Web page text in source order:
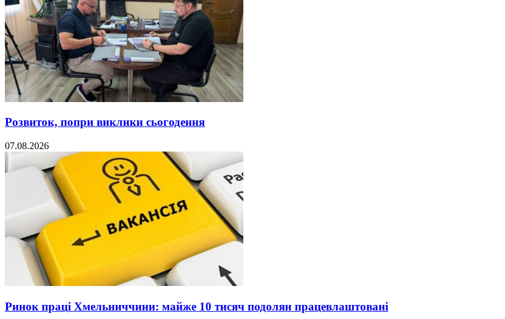
Розвиток, попри виклики сьогодення
07.08.2026
Ринок праці Хмельниччини: майже 10 тисяч подолян працевлаштовані